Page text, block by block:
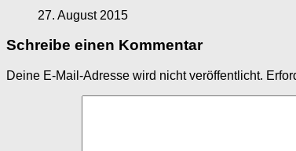
27. August 2015
Schreibe einen Kommentar
Deine E-Mail-Adresse wird nicht veröffentlicht.